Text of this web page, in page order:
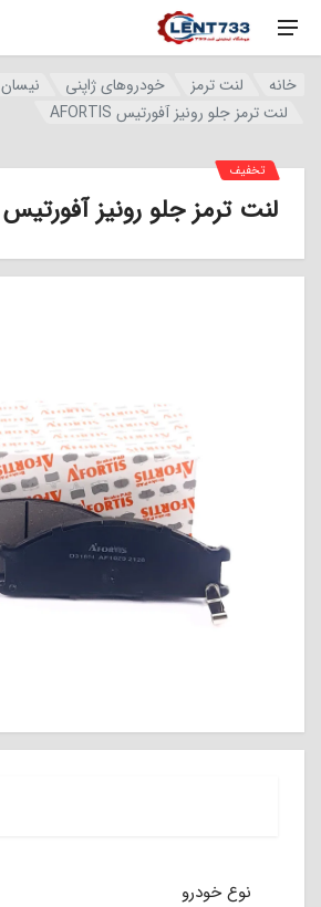
خانه لنت ترمز خودروهای ژاپنی نیسان
لنت ترمز جلو رونیز آفورتیس AFORTIS
لنت ترمز جلو رونیز آفورتیس AFORTIS
نوع خودرو
تخفیف